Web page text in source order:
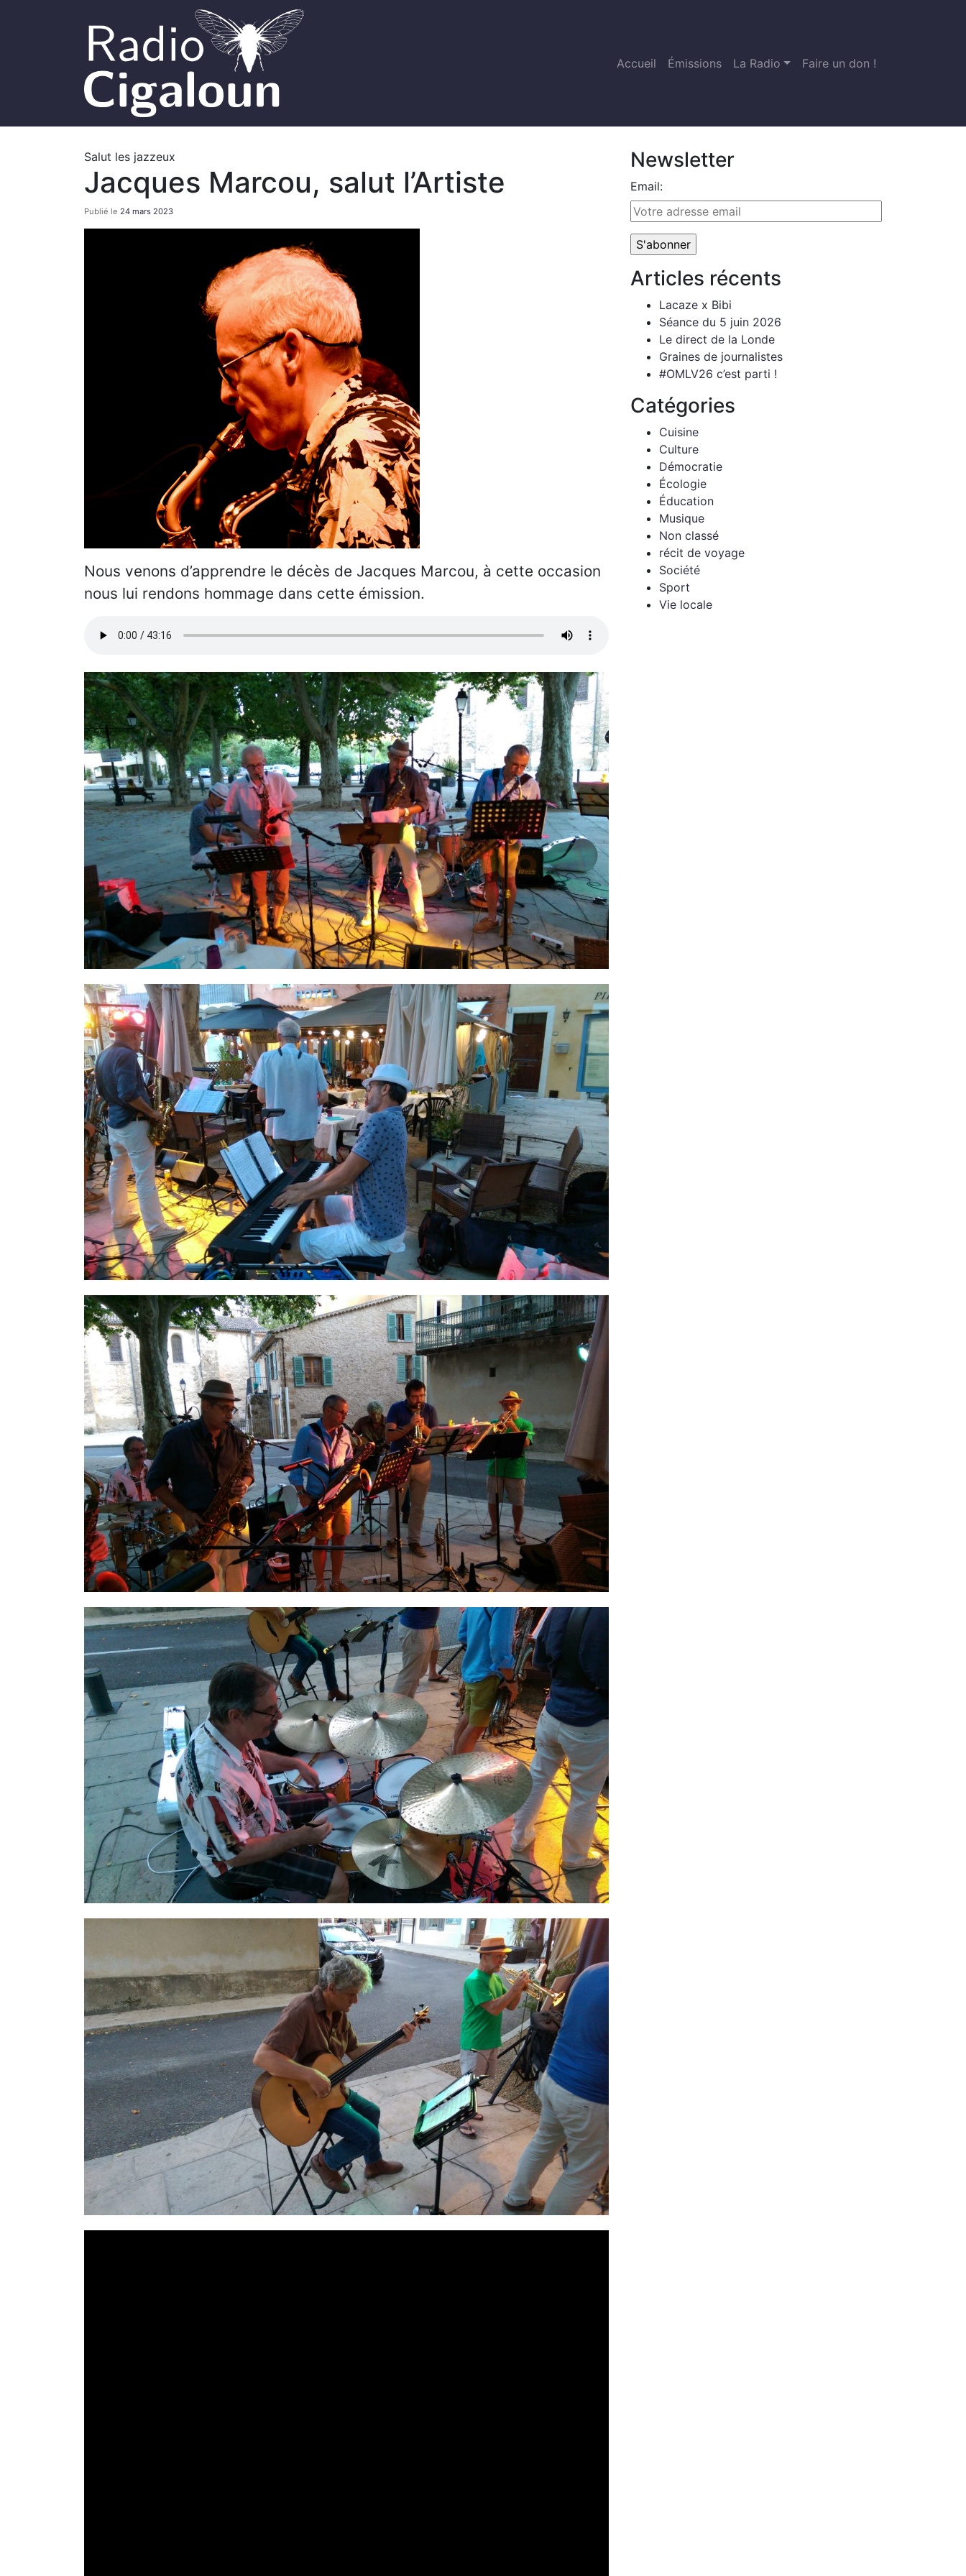
Accueil Émissions La Radio Faire un don !
Salut les jazzeux
Jacques Marcou, salut l’Artiste
Publié le 24 mars 2023
Nous venons d’apprendre le décès de Jacques Marcou, à cette occasion
nous lui rendons hommage dans cette émission.
Newsletter
Email:
Articles récents
Lacaze x Bibi
Séance du 5 juin 2026
Le direct de la Londe
Graines de journalistes
#OMLV26 c’est parti !
Catégories
Cuisine
Culture
Démocratie
Écologie
Éducation
Musique
Non classé
récit de voyage
Société
Sport
Vie locale